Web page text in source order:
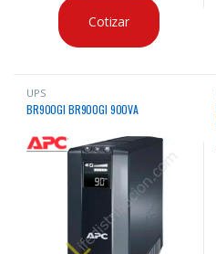
Cotizar
UPS
BR900GI BR900GI 900VA